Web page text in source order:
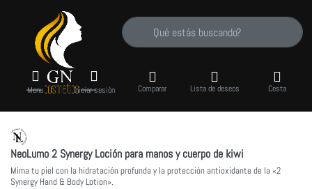
Introduzca un término de búsqueda. Los
Menu Iniciar sesión Comparar Lista de deseos Cesta
NeoLumo 2 Synergy Loción para manos y cuerpo de kiwi
Mima tu piel con la hidratación profunda y la protección antioxidante de la «2
Synergy Hand & Body Lotion».